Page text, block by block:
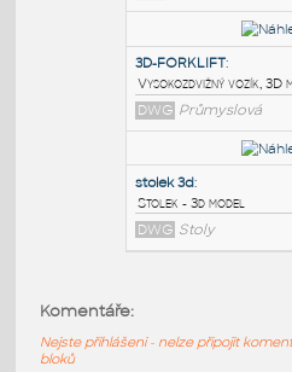
Potrubní podpěry
ventily a trubky -
DWG Potrubí
Buldozer - 3D
RFA
DWG
Komentáře:
Nejste přihlášeni - nelze připojit
bloků